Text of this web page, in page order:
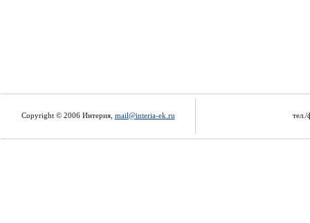
Copyright © 2006 Интерия, mail@interia-ek.ru